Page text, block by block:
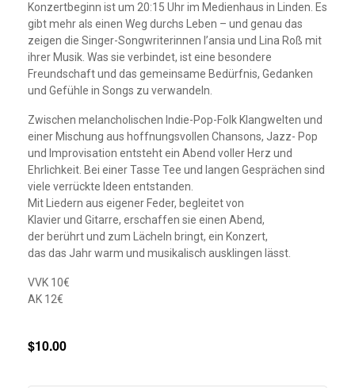
Konzertbeginn ist um 20:15 Uhr im Medienhaus in Linden. Es
gibt mehr als einen Weg durchs Leben – und genau das
zeigen die Singer-Songwriterinnen l’ansia und Lina Roß mit
ihrer Musik. Was sie verbindet, ist eine besondere
Freundschaft und das gemeinsame Bedürfnis, Gedanken
und Gefühle in Songs zu verwandeln.
Zwischen melancholischen Indie-Pop-Folk Klangwelten und
einer Mischung aus hoffnungsvollen Chansons, Jazz- Pop
und Improvisation entsteht ein Abend voller Herz und
Ehrlichkeit. Bei einer Tasse Tee und langen Gesprächen sind
viele verrückte Ideen entstanden.
Mit Liedern aus eigener Feder, begleitet von
Klavier und Gitarre, erschaffen sie einen Abend,
der berührt und zum Lächeln bringt, ein Konzert,
das das Jahr warm und musikalisch ausklingen lässt.
VVK 10€
AK 12€
$10.00